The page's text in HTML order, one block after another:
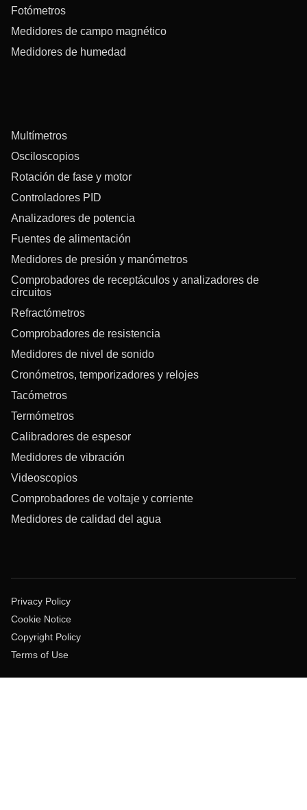
Fotómetros
Medidores de campo magnético
Medidores de humedad
Multímetros
Osciloscopios
Rotación de fase y motor
Controladores PID
Analizadores de potencia
Fuentes de alimentación
Medidores de presión y manómetros
Comprobadores de receptáculos y analizadores de
circuitos
Refractómetros
Comprobadores de resistencia
Medidores de nivel de sonido
Cronómetros, temporizadores y relojes
Tacómetros
Termómetros
Calibradores de espesor
Medidores de vibración
Videoscopios
Comprobadores de voltaje y corriente
Medidores de calidad del agua
Privacy Policy
Cookie Notice
Copyright Policy
Terms of Use